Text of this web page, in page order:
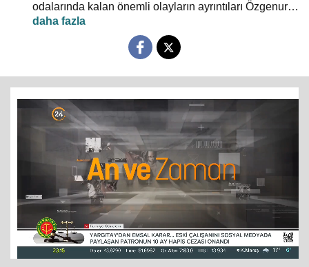
odalarında kalan önemli olayların ayrıntıları Özgenur
Reyhan Güler’in moderatörlüğünde "An ve Zaman"da